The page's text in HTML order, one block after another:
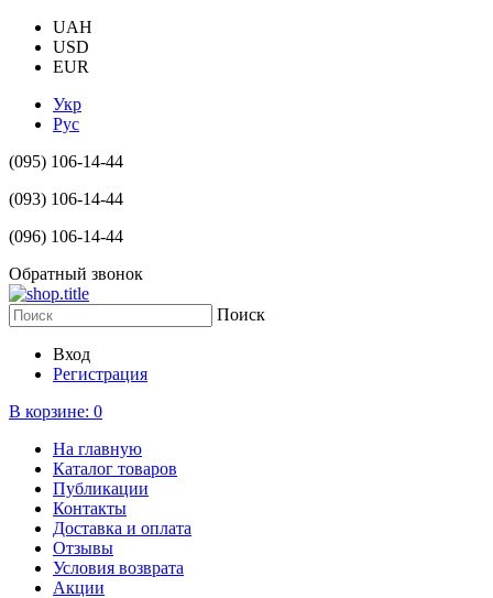
UAH
USD
EUR
Укр
Рус
(095) 106-14-44
(093) 106-14-44
(096) 106-14-44
Обратный звонок
Поиск
Вход
Регистрация
В корзине: 0
На главную
Каталог товаров
Публикации
Контакты
Доставка и оплата
Отзывы
Условия возврата
Акции